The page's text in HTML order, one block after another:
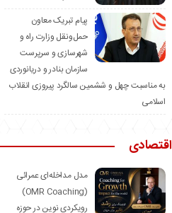
️پیام تبریک معاون
حمل‌ونقل وزارت راه و
شهرسازی و سرپرست
سازمان بنادر و دریانوردی
به مناسبت چهل و ششمین سالگرد پیروزی انقلاب
اسلامی
اقتصادی
مدل مداخله‌ای عمرائی
(OMR Coaching)
رویکردی نوین در حوزه